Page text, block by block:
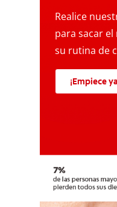
Realice
para sacar
su rutina de
¡Empiece